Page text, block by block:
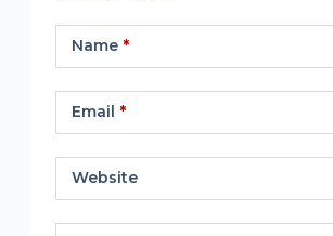
Name*
Email *
Website